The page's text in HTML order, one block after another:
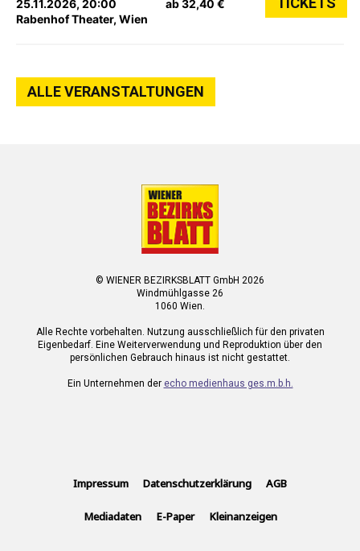
25.11.2026, 20:00
Rabenhof Theater, Wien
ab 32,40 €
ALLE VERANSTALTUNGEN
© WIENER BEZIRKSBLATT GmbH 2026
Windmühlgasse 26
1060 Wien.
Alle Rechte vorbehalten. Nutzung ausschließlich für den privaten
Eigenbedarf. Eine Weiterverwendung und Reproduktion über den
persönlichen Gebrauch hinaus ist nicht gestattet.
Ein Unternehmen der echo medienhaus ges.m.b.h.
Impressum Datenschutzerklärung AGB
Mediadaten E-Paper Kleinanzeigen